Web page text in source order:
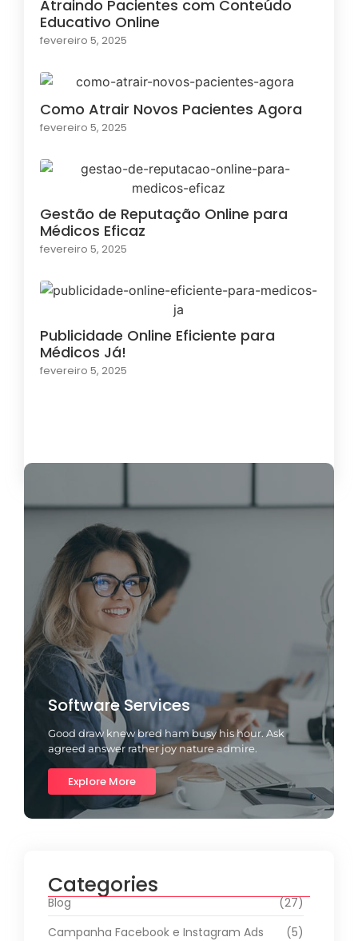
Atraindo Pacientes com Conteúdo
Educativo Online
fevereiro 5, 2025
Como Atrair Novos Pacientes Agora
fevereiro 5, 2025
Gestão de Reputação Online para
Médicos Eficaz
fevereiro 5, 2025
Publicidade Online Eficiente para
Médicos Já!
fevereiro 5, 2025
Software Services
Good draw knew bred ham busy his hour. Ask
agreed answer rather joy nature admire.
Explore More
Categories
Blog
(27)
Campanha Facebook e Instagram Ads
(5)